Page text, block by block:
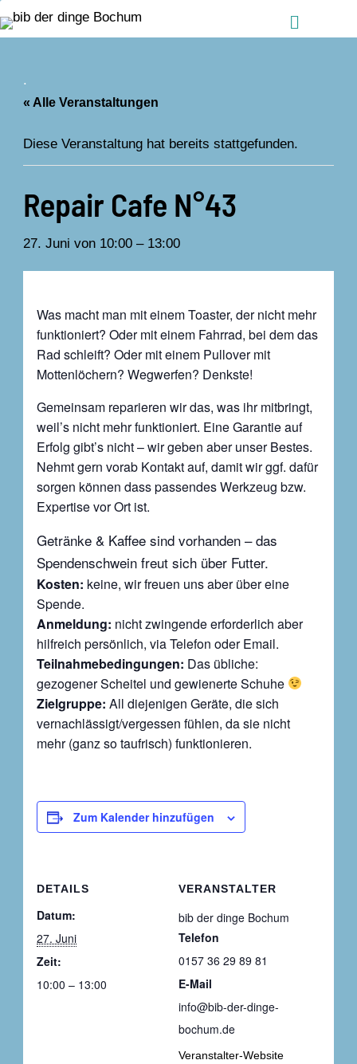
Menü
.
« Alle Veranstaltungen
Diese Veranstaltung hat bereits stattgefunden.
Repair Cafe N°43
27. Juni von 10:00 – 13:00
Was macht man mit einem Toaster, der nicht mehr
funktioniert? Oder mit einem Fahrrad, bei dem das
Rad schleift? Oder mit einem Pullover mit
Mottenlöchern? Wegwerfen? Denkste!
Gemeinsam reparieren wir das, was ihr mitbringt,
weil’s nicht mehr funktioniert. Eine Garantie auf
Erfolg gibt’s nicht – wir geben aber unser Bestes.
Nehmt gern vorab Kontakt auf, damit wir ggf. dafür
sorgen können dass passendes Werkzeug bzw.
Expertise vor Ort ist.
Getränke & Kaffee sind vorhanden – das
Spendenschwein freut sich über Futter.
Kosten: keine, wir freuen uns aber über eine
Spende.
Anmeldung: nicht zwingende erforderlich aber
hilfreich persönlich, via Telefon oder Email.
Teilnahmebedingungen: Das übliche:
gezogener Scheitel und gewienerte Schuhe
Zielgruppe: All diejenigen Geräte, die sich
vernachlässigt/vergessen fühlen, da sie nicht
mehr (ganz so taufrisch) funktionieren.
Zum Kalender hinzufügen
DETAILS
Datum:
27. Juni
Zeit:
10:00 – 13:00
VERANSTALTER
bib der dinge Bochum
Telefon
0157 36 29 89 81
E-Mail
info@bib-der-dinge-
bochum.de
Veranstalter-Website